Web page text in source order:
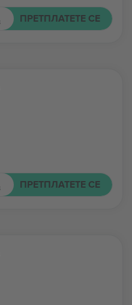
ПРЕТПЛАТЕТЕ СЕ
ПРЕТПЛАТЕТЕ СЕ